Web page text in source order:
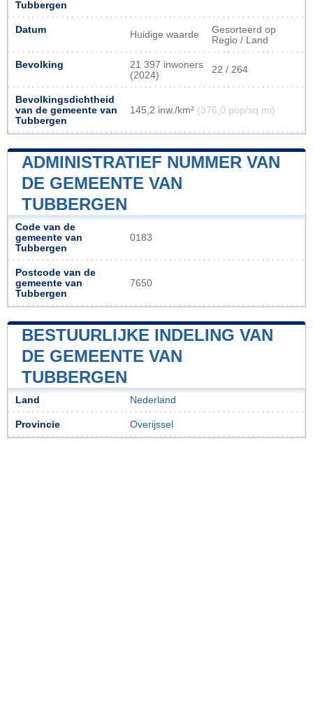
Tubbergen
Datum Huidige waarde
Gesorteerd op
Regio / Land
Bevolking
21 397 inwoners
(2024)
22 / 264
Bevolkingsdichtheid
van de gemeente van
Tubbergen
145,2 inw./km² (376,0 pop/sq mi)
ADMINISTRATIEF NUMMER VAN
DE GEMEENTE VAN
TUBBERGEN
Code van de
gemeente van
Tubbergen
0183
Postcode van de
gemeente van
Tubbergen
7650
BESTUURLIJKE INDELING VAN
DE GEMEENTE VAN
TUBBERGEN
Land Nederland
Provincie Overijssel